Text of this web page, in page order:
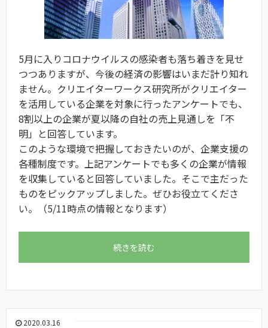
5月に入りコロナウイルスの感染者も落ち着きを見せ
つつありますが、今後の経済の影響はいまだ計り知れ
ません。クリエイターワークス研究所がクリエイター
を活用している企業を対象に行ったアンケートでも、
8割以上の企業が夏以降の自社の売上見通しを「不
明」と回答しています。
このような環境で把握しておきたいのが、企業支援の
各種制度です。上記アンケートでも多くの企業が情報
を収集していると回答していました。そこで主だった
ものをピックアップしました。ぜひお役立てくださ
い。（5/11時点の情報となります）
続きを読む
2020.03.16